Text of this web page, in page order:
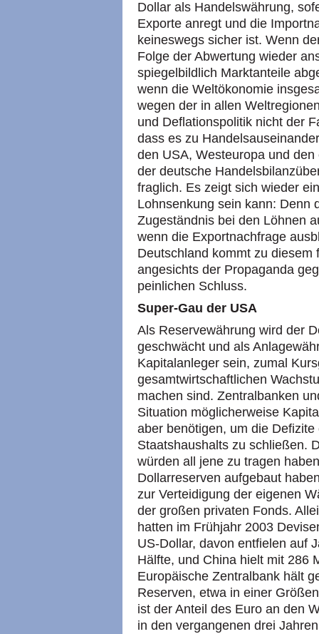
Dollar als Handelswährung,
Exporte anregt und die
keineswegs sicher ist. Wenn
Folge der Abwertung wieder
spiegelbildlich Marktanteile
wenn die Weltökonomie
wegen der in allen
und Deflationspolitik nicht der
dass es zu
den USA, Westeuropa und
der deutsche
fraglich. Es zeigt sich wieder
Lohnsenkung sein kann: Denn
Zugeständnis bei den Löhnen
wenn die Exportnachfrage
Deutschland kommt zu
angesichts der Propaganda
peinlichen Schluss.
Super-Gau der USA
Als Reservewährung wird der
geschwächt und als
Kapitalanleger sein, zumal
gesamtwirtschaftlichen
machen sind. Zentralbanken
Situation möglicherweise
aber benötigen, um die
Staatshaushalts zu schließen.
würden all jene zu tragen
Dollarreserven aufgebaut
zur Verteidigung der eigenen
der großen privaten Fonds.
hatten im Frühjahr 2003
US-Dollar, davon entfielen auf
Hälfte, und China hielt mit 286
Europäische Zentralbank hält
Reserven, etwa in einer
ist der Anteil des Euro an den
in den vergangenen drei